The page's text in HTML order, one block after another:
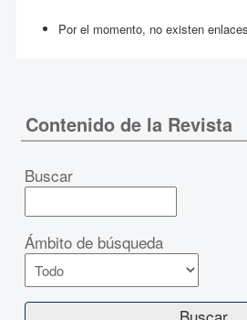
Por el momento, no existen
Contenido de la Revista
Buscar
Ámbito de búsqueda